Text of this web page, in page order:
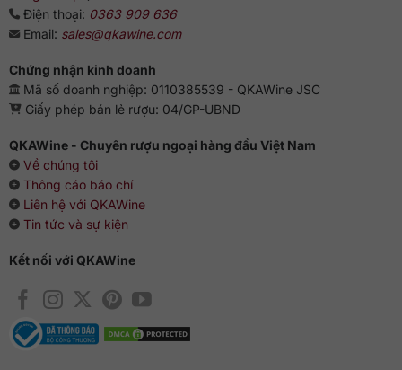
Điện thoại: 0363 909 636
Email: sales@qkawine.com
Chứng nhận kinh doanh
Mã số doanh nghiệp: 0110385539 - QKAWine JSC
Giấy phép bán lẻ rượu: 04/GP-UBND
QKAWine - Chuyên rượu ngoại hàng đầu Việt Nam
Về chúng tôi
Thông cáo báo chí
Liên hệ với QKAWine
Tin tức và sự kiện
Kết nối với QKAWine